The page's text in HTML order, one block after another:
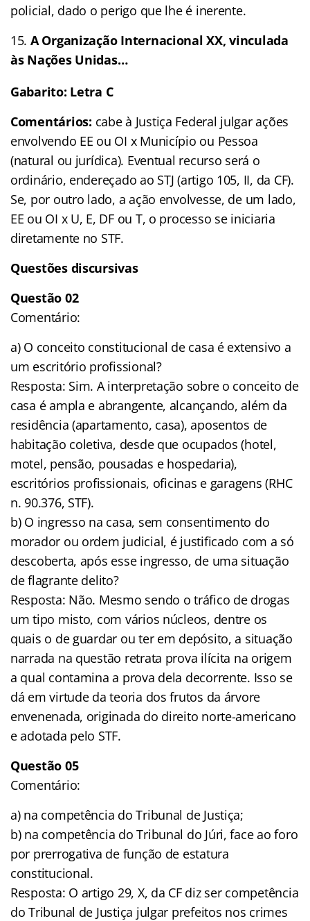
policial, dado o perigo que lhe é inerente.
A Organização Internacional XX, vinculada
às Nações Unidas…
Gabarito: Letra C
Comentários: cabe à Justiça Federal julgar ações
envolvendo EE ou OI x Município ou Pessoa
(natural ou jurídica). Eventual recurso será o
ordinário, endereçado ao STJ (artigo 105, II, da CF).
Se, por outro lado, a ação envolvesse, de um lado,
EE ou OI x U, E, DF ou T, o processo se iniciaria
diretamente no STF.
Questões discursivas
Questão 02
Comentário:
a) O conceito constitucional de casa é extensivo a
um escritório profissional?
Resposta: Sim. A interpretação sobre o conceito de
casa é ampla e abrangente, alcançando, além da
residência (apartamento, casa), aposentos de
habitação coletiva, desde que ocupados (hotel,
motel, pensão, pousadas e hospedaria),
escritórios profissionais, oficinas e garagens (RHC
n. 90.376, STF).
b) O ingresso na casa, sem consentimento do
morador ou ordem judicial, é justificado com a só
descoberta, após esse ingresso, de uma situação
de flagrante delito?
Resposta: Não. Mesmo sendo o tráfico de drogas
um tipo misto, com vários núcleos, dentre os
quais o de guardar ou ter em depósito, a situação
narrada na questão retrata prova ilícita na origem
a qual contamina a prova dela decorrente. Isso se
dá em virtude da teoria dos frutos da árvore
envenenada, originada do direito norte-americano
e adotada pelo STF.
Questão 05
Comentário:
a) na competência do Tribunal de Justiça;
b) na competência do Tribunal do Júri, face ao foro
por prerrogativa de função de estatura
constitucional.
Resposta: O artigo 29, X, da CF diz ser competência
do Tribunal de Justiça julgar prefeitos nos crimes